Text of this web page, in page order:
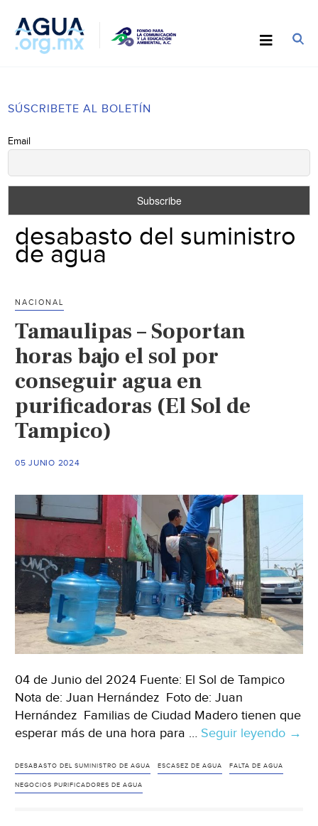
SÚSCRIBETE AL BOLETÍN
Email
desabasto del suministro
de agua
NACIONAL
Tamaulipas – Soportan
horas bajo el sol por
conseguir agua en
purificadoras (El Sol de
Tampico)
05 JUNIO 2024
04 de Junio del 2024 Fuente: El Sol de Tampico
Nota de: Juan Hernández Foto de: Juan
Hernández Familias de Ciudad Madero tienen que
esperar más de una hora para … Seguir leyendo →
DESABASTO DEL SUMINISTRO DE AGUA ESCASEZ DE AGUA FALTA DE AGUA
NEGOCIOS PURIFICADORES DE AGUA